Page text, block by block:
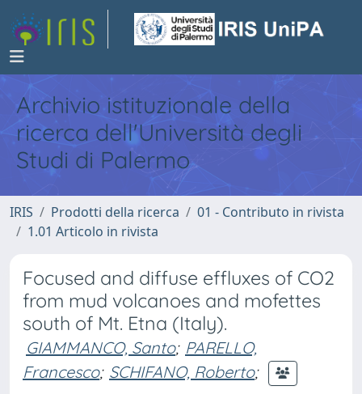
Archivio istituzionale della
ricerca dell'Università degli
Studi di Palermo
IRIS Prodotti della ricerca
01 - Contributo in rivista
1.01 Articolo in rivista
Focused and diffuse effluxes of CO2
from mud volcanoes and mofettes
south of Mt. Etna (Italy).
GIAMMANCO, Santo; PARELLO,
Francesco; SCHIFANO, Roberto;